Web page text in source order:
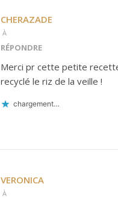
CHERAZADE
À
RÉPONDRE
Merci pr cette petite
recyclé le riz de la veille !
chargement…
VERONICA
À